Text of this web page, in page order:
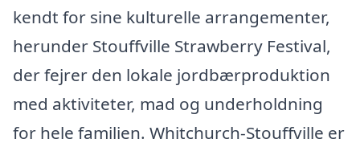
kendt for sine kulturelle arrangementer,
herunder Stouffville Strawberry Festival,
der fejrer den lokale jordbærproduktion
med aktiviteter, mad og underholdning
for hele familien. Whitchurch-Stouffville er